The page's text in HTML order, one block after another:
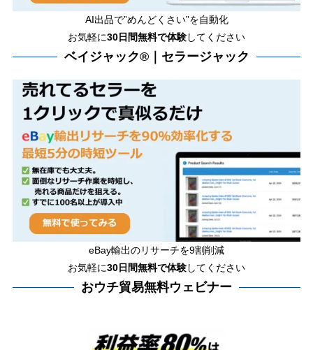
AI出品で”めんどくさい”を自動化
お気軽に30日間無料で体験してください
ベイジャック®｜セラージャック
eBay輸出のリサーチを9割削減
お気軽に30日間無料で体験してください
おウチ貿易無料ウェビナー